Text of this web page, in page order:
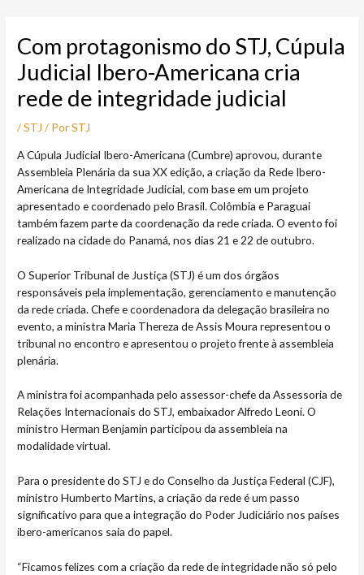
conteúdo
Com protagonismo do STJ, Cúpula
Judicial Ibero-Americana cria
rede de integridade judicial
/STJ / PorSTJ
A Cúpula Judicial Ibero-Americana (Cumbre) aprovou, durante
Assembleia Plenária da sua XX edição, a criação da Rede Ibero-
Americana de Integridade Judicial, com base em um projeto
apresentado e coordenado pelo Brasil. Colômbia e Paraguai
também fazem parte da coordenação da rede criada. O evento foi
realizado na cidade do Panamá, nos dias 21 e 22 de outubro.
O Superior Tribunal de Justiça (STJ) é um dos órgãos
responsáveis pela implementação, gerenciamento e manutenção
da rede criada. Chefe e coordenadora da delegação brasileira no
evento, a ministra Maria Thereza de Assis Moura representou o
tribunal no encontro e apresentou o projeto frente à assembleia
plenária.
A ministra foi acompanhada pelo assessor-chefe da Assessoria de
Relações Internacionais do STJ, embaixador Alfredo Leoni. O
ministro Herman Benjamin participou da assembleia na
modalidade virtual.
Para o presidente do STJ e do Conselho da Justiça Federal (CJF),
ministro Humberto Martins, a criação da rede é um passo
significativo para que a integração do Poder Judiciário nos países
ibero-americanos saia do papel.
“Ficamos felizes com a criação da rede de integridade não só pelo